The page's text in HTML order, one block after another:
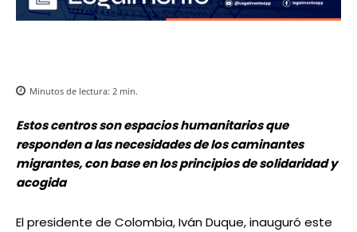
Minutos de lectura: 2 min.
Estos centros son espacios humanitarios que
responden a las necesidades de los caminantes
migrantes, con base en los principios de solidaridad y
acogida
El presidente de Colombia, Iván Duque, inauguró este